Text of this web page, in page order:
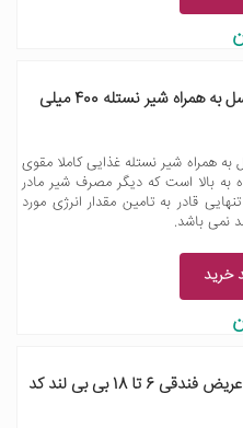
سرلاک گندم و عسل به همراه شیر نستله 400 میلی
همراه شیر نستله غذایی کاملا مقوی
کودکان ۱۲ ماه به بالا است که دیگر مصرف شیر مادر
قادر به تامین مقدار انرژی مورد
نمی باشد.
خرید
سر شیشه دهانه عریض فندقی 6 تا 18 بی بی لند کد